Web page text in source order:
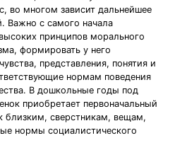
во многом зависит дальнейшее
Важно с самого начала
принципов морального
формировать у него
представления, понятия и
нормам поведения
В дошкольные годы под
приобретает первоначальный
близким, сверстникам, вещам,
нормы социалистического